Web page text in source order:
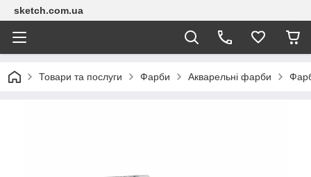
sketch.com.ua
Товари та послуги Фарби Акварельні фарби